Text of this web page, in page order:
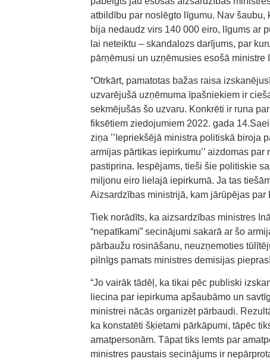
atbildību par noslēgto līgumu. Nav šaubu,
bija nedaudz virs 140 000 eiro, līgums ar
lai neteiktu – skandalozs darījums, par
pārņēmusi un uzņēmusies esošā ministre
“Otrkārt, pamatotas bažas raisa
uzvarējušā uzņēmuma īpašniekiem ir
sekmējušās šo uzvaru. Konkrēti ir runa
fiksētiem ziedojumiem 2022. gada
ziņa ’’Iepriekšējā ministra politiskā
armijas pārtikas iepirkumu’’ aizdomas
pastiprina. Iespējams, tieši šie politiskie
miljonu eiro lielajā iepirkumā. Ja tas
Aizsardzības ministrijā, kam jārūpējas
Tiek norādīts, ka aizsardzības ministres
“nepatīkami” secinājumi sakarā ar šo
pārbaužu rosināšanu, neuzņemoties
pilnīgs pamats ministres demisijas
“Jo vairāk tādēļ, ka tikai pēc publiski
liecina par iepirkuma apšaubāmo un
ministrei nācās organizēt pārbaudi.
ka konstatēti šķietami pārkāpumi, tāpēc
amatpersonām. Tāpat tiks lemts par
ministres paustais secinājums ir